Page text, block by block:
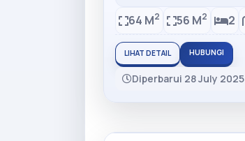
64 M2 56 M2 2
LIHAT DETAIL HUBUNGI
Diperbarui 28 July 2025